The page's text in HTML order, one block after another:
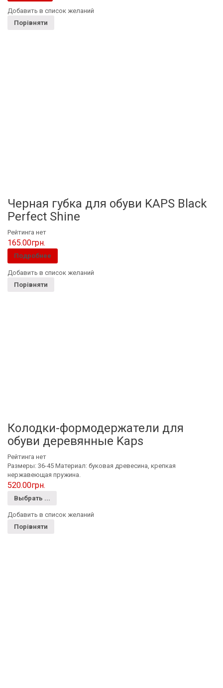
Добавить в список желаний
Порівняти
Черная губка для обуви KAPS Black
Perfect Shine
Рейтинга нет
165.00грн.
Подробнее
Добавить в список желаний
Порівняти
Колодки-формодержатели для
обуви деревянные Kaps
Рейтинга нет
Размеры: 36-45 Материал: буковая древесина, крепкая
нержавеющая пружина.
520.00грн.
Выбрать ...
Добавить в список желаний
Порівняти